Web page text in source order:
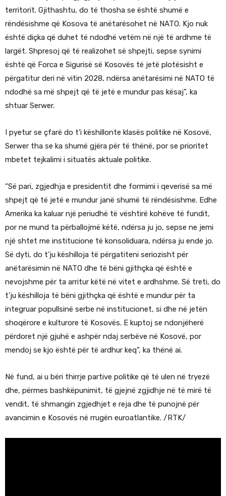
territorit. Gjithashtu, do të thosha se është shumë e
rëndësishme që Kosova të anëtarësohet në NATO. Kjo nuk
është diçka që duhet të ndodhë vetëm në një të ardhme të
largët. Shpresoj që të realizohet së shpejti, sepse synimi
është që Forca e Sigurisë së Kosovës të jetë plotësisht e
përgatitur deri në vitin 2028, ndërsa anëtarësimi në NATO të
ndodhë sa më shpejt që të jetë e mundur pas kësaj”, ka
shtuar Serwer.
I pyetur se çfarë do t’i këshillonte klasës politike në Kosovë,
Serwer tha se ka shumë gjëra për të thënë, por se prioritet
mbetet tejkalimi i situatës aktuale politike.
“Së pari, zgjedhja e presidentit dhe formimi i qeverisë sa më
shpejt që të jetë e mundur janë shumë të rëndësishme. Edhe
Amerika ka kaluar një periudhë të vështirë kohëve të fundit,
por ne mund ta përballojmë këtë, ndërsa ju jo, sepse ne jemi
një shtet me institucione të konsoliduara, ndërsa ju ende jo.
Së dyti, do t’ju këshilloja të përgatiteni seriozisht për
anëtarësimin në NATO dhe të bëni gjithçka që është e
nevojshme për ta arritur këtë në vitet e ardhshme. Së treti, do
t’ju këshilloja të bëni gjithçka që është e mundur për ta
integruar popullsinë serbe në institucionet, si dhe në jetën
shoqërore e kulturore të Kosovës. E kuptoj se ndonjëherë
përdoret një gjuhë e ashpër ndaj serbëve në Kosovë, por
mendoj se kjo është për të ardhur keq”, ka thënë ai.
Në fund, ai u bëri thirrje partive politike që të ulen në tryezë
dhe, përmes bashkëpunimit, të gjejnë zgjidhje në të mirë të
vendit, të shmangin zgjedhjet e reja dhe të punojnë për
avancimin e Kosovës në rrugën euroatlantike. /RTK/